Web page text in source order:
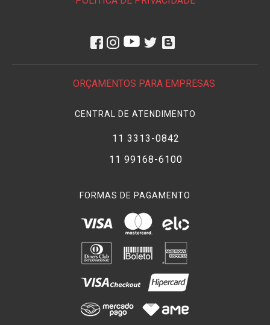
ORÇAMENTOS PARA EMPRESAS
CENTRAL DE ATENDIMENTO
11 3313-0842
11 99168-6100
FORMAS DE PAGAMENTO